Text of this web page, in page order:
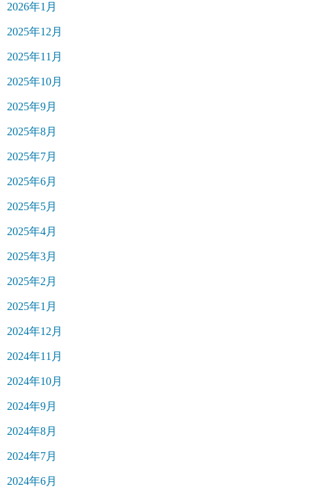
2026年1月
2025年12月
2025年11月
2025年10月
2025年9月
2025年8月
2025年7月
2025年6月
2025年5月
2025年4月
2025年3月
2025年2月
2025年1月
2024年12月
2024年11月
2024年10月
2024年9月
2024年8月
2024年7月
2024年6月